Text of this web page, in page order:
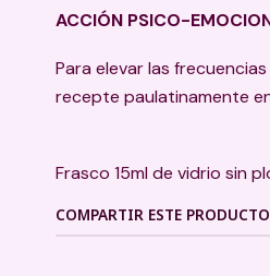
ACCIÓN PSICO-
Para elevar las
recepte paulatinamente
Frasco 15ml de vidrio sin
COMPARTIR ESTE PRODUCTO